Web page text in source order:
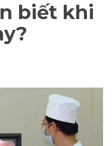
biết khi